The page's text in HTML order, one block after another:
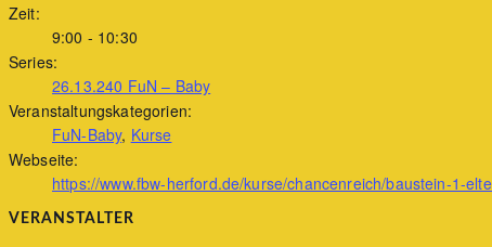
Zeit:
9:00 - 10:30
Series:
26.13.240 FuN – Baby
Veranstaltungskategorien:
FuN-Baby, Kurse
Webseite:
https://www.fbw-herford.de/kurse/chancenreich/baustein-1-
VERANSTALTER